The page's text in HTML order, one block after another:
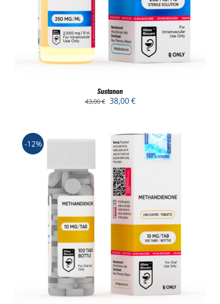
Sustanon
43,00€ 38,00€
-12%